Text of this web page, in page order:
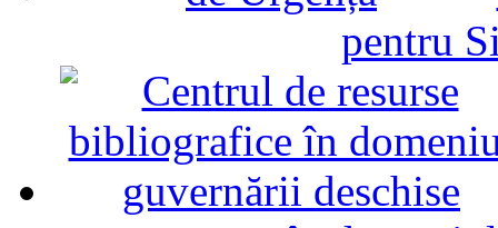
pentru